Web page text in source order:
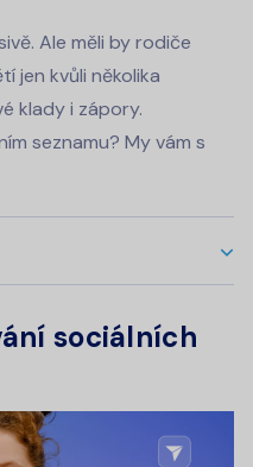
Ale měli by rodiče
jen kvůli několika
klady i zápory.
seznamu? My vám s
sociálních